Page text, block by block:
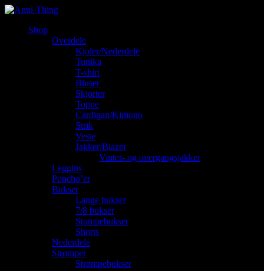
Shop
Overdele
Kjoler/Nederdele
Tunika
T-shirt
Bluser
Skjorter
Toppe
Cardigan/Kimono
Strik
Veste
Jakker/Blazer
Vinter- og overgangsjakker
Leggins
Poncho’er
Bukser
Lange bukser
7/8 bukser
Stumpebukser
Shorts
Nederdele
Strømper
Strømpebukser